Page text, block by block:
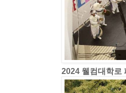
2024 웰컴대학로